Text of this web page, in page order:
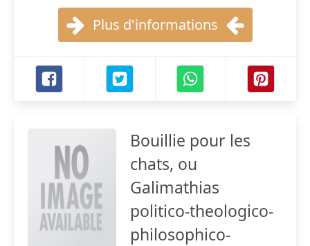
Plus d'informations
Bouillie pour les
chats, ou
Galimathias
politico-theologico-
philosophico-